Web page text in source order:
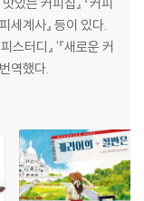
민지의 쇠퇴: 아이티와
라질 149·고품질 지
원 154·하와이 코나,
와 스리랑카 157·녹
피세계사』 등이 있다.
스터디』 '『새로운 커
역했다.